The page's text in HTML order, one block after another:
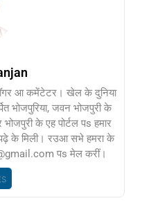
आ कमेंटेटर। खेल के दुनिया
भोजपुरिया, जवन भोजपुरी के
के एह पोर्टल पs हमार
के मिली। रउआ सभे हमरा के
पs मेल करीं।